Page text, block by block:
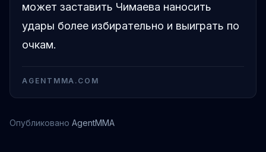
может заставить Чимаева наносить
удары более избирательно и выиграть по
очкам.
AGENTMMA.COM
Опубликовано AgentMMA